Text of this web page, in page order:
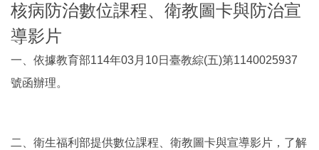
核病防治數位課程、衛教圖卡與防治宣
導影片
一、依據教育部114年03月10日臺教綜(五)第1140025937
號函辦理。
二、衛生福利部提供數位課程、衛教圖卡與宣導影片，了解